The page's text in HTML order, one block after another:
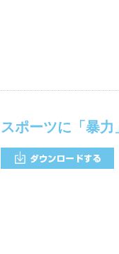
スポーツに「暴力